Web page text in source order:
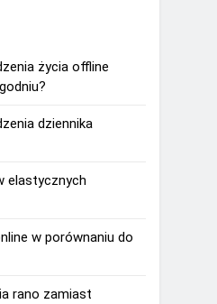
życia offline
dziennika
elastycznych
w porównaniu do
rano zamiast